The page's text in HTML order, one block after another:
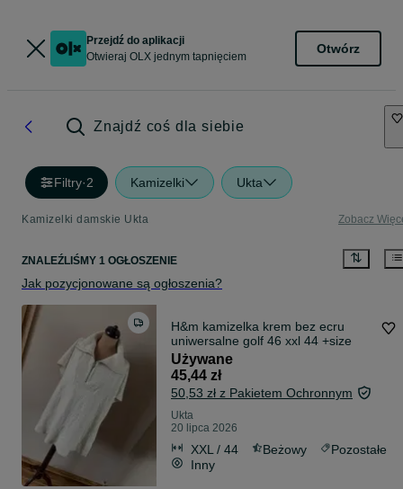
Przejdź do aplikacji
Otwieraj OLX jednym tapnięciem
Otwórz
Znajdź coś dla siebie
Filtry·2 Kamizelki Ukta
Kamizelki damskie Ukta Zobacz
ZNALEŹLIŚMY 1 OGŁOSZENIE
Jak pozycjonowane są ogłoszenia?
H&m kamizelka krem bez ecru
uniwersalne golf 46 xxl 44 +size
Używane
45,44 zł
50,53 zł z Pakietem Ochronnym
Ukta
20 lipca 2026
XXL / 44 Beżowy
Pozostałe
Inny